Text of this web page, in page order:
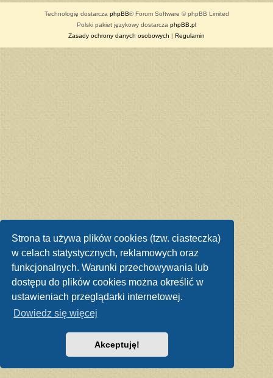
Strona ta używa plików cookies (tzw. ciasteczka)
w celach statystycznych, reklamowych oraz
funkcjonalnych. Warunki przechowywania lub
dostępu do plików cookies można określić w
ustawieniach przeglądarki internetowej.
Dowiedz się więcej
Akceptuję!
Technologię dostarcza phpBB® Forum Software © phpBB Limited
Polski pakiet językowy dostarcza phpBB.pl
Zasady ochrony danych osobowych | Regulamin